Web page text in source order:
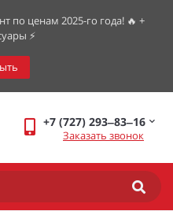
по ценам 2025-го года! 🔥 +
⚡️
+7 (727) 293‒83‒16
Заказать звонок